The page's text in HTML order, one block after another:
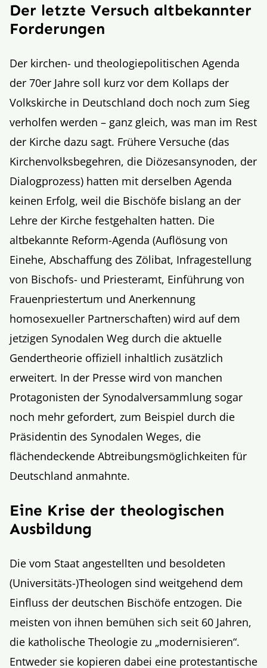
Der letzte Versuch altbekannter
Forderungen
Der kirchen- und theologiepolitischen Agenda
der 70er Jahre soll kurz vor dem Kollaps der
Volkskirche in Deutschland doch noch zum Sieg
verholfen werden – ganz gleich, was man im Rest
der Kirche dazu sagt. Frühere Versuche (das
Kirchenvolksbegehren, die Diözesansynoden, der
Dialogprozess) hatten mit derselben Agenda
keinen Erfolg, weil die Bischöfe bislang an der
Lehre der Kirche festgehalten hatten. Die
altbekannte Reform-Agenda (Auflösung von
Einehe, Abschaffung des Zölibat, Infragestellung
von Bischofs- und Priesteramt, Einführung von
Frauenpriestertum und Anerkennung
homosexueller Partnerschaften) wird auf dem
jetzigen Synodalen Weg durch die aktuelle
Gendertheorie offiziell inhaltlich zusätzlich
erweitert. In der Presse wird von manchen
Protagonisten der Synodalversammlung sogar
noch mehr gefordert, zum Beispiel durch die
Präsidentin des Synodalen Weges, die
flächendeckende Abtreibungsmöglichkeiten für
Deutschland anmahnte.
Eine Krise der theologischen
Ausbildung
Die vom Staat angestellten und besoldeten
(Universitäts-)Theologen sind weitgehend dem
Einfluss der deutschen Bischöfe entzogen. Die
meisten von ihnen bemühen sich seit 60 Jahren,
die katholische Theologie zu „modernisieren“.
Entweder sie kopieren dabei eine protestantische